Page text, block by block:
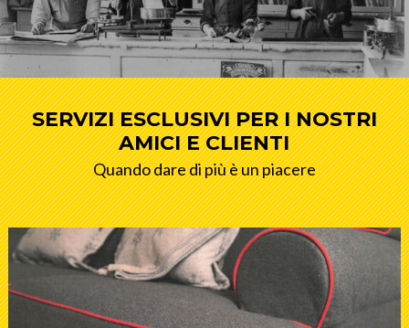
SERVIZI ESCLUSIVI PER I NOSTRI
AMICI E CLIENTI
Quando dare di più è un piacere